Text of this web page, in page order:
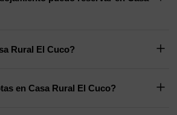
Rural El Cuco?
en Casa Rural El Cuco?